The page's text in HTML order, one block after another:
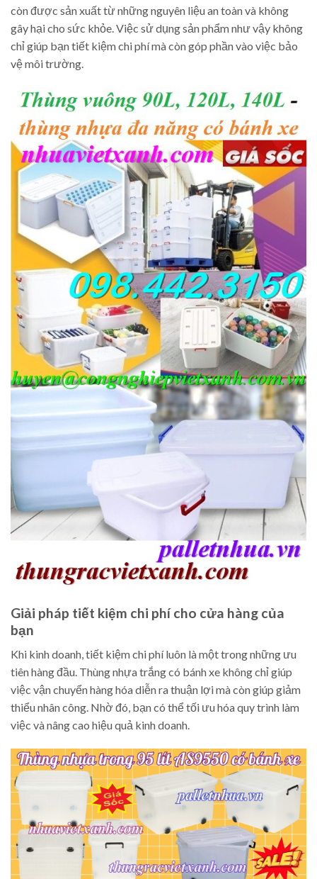
còn được sản xuất từ những nguyên liệu an toàn và không
gây hại cho sức khỏe. Việc sử dụng sản phẩm như vậy không
chỉ giúp bạn tiết kiệm chi phí mà còn góp phần vào việc bảo
vệ môi trường.
Giải pháp tiết kiệm chi phí cho cửa hàng của
bạn
Khi kinh doanh, tiết kiệm chi phí luôn là một trong những ưu
tiên hàng đầu. Thùng nhựa trắng có bánh xe không chỉ giúp
việc vận chuyển hàng hóa diễn ra thuận lợi mà còn giúp giảm
thiểu nhân công. Nhờ đó, bạn có thể tối ưu hóa quy trình làm
việc và nâng cao hiệu quả kinh doanh.